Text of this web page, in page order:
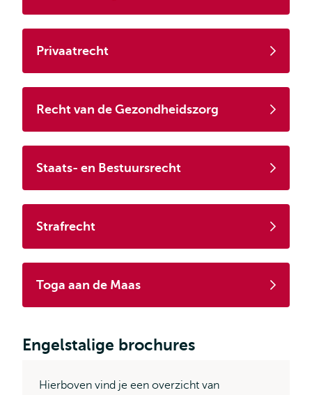
Privaatrecht
Recht van de Gezondheidszorg
Staats- en Bestuursrecht
Strafrecht
Toga aan de Maas
Engelstalige brochures
Hierboven vind je een overzicht van